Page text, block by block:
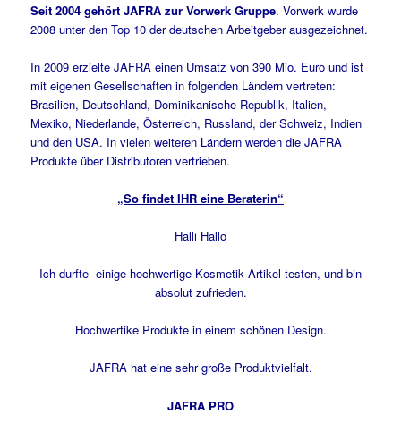
Seit 2004 gehört JAFRA zur Vorwerk Gruppe. Vorwerk wurde
2008 unter den Top 10 der deutschen Arbeitgeber ausgezeichnet.
In 2009 erzielte JAFRA einen Umsatz von 390 Mio. Euro und ist
mit eigenen Gesellschaften in folgenden Ländern vertreten:
Brasilien, Deutschland, Dominikanische Republik, Italien,
Mexiko, Niederlande, Österreich, Russland, der Schweiz, Indien
und den USA. In vielen weiteren Ländern werden die JAFRA
Produkte über Distributoren vertrieben.
„So findet IHR eine Beraterin“
Halli Hallo
Ich durfte einige hochwertige Kosmetik Artikel testen, und bin
absolut zufrieden.
Hochwertike Produkte in einem schönen Design.
JAFRA hat eine sehr große Produktvielfalt.
JAFRA PRO